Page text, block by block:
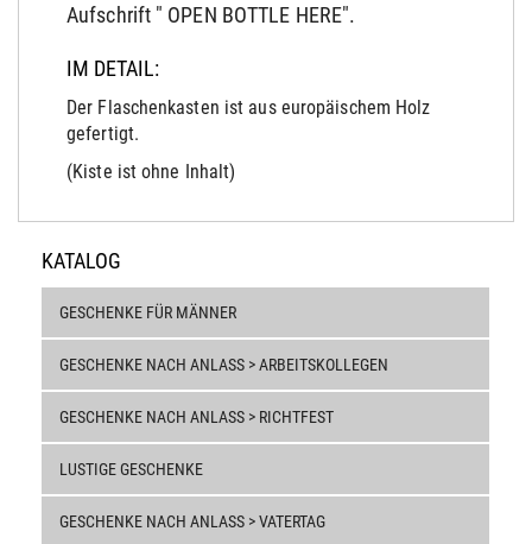
Aufschrift " OPEN BOTTLE HERE".
IM DETAIL:
Der Flaschenkasten ist aus europäischem Holz
gefertigt.
(Kiste ist ohne Inhalt)
KATALOG
GESCHENKE FÜR MÄNNER
GESCHENKE NACH ANLASS > ARBEITSKOLLEGEN
GESCHENKE NACH ANLASS > RICHTFEST
LUSTIGE GESCHENKE
GESCHENKE NACH ANLASS > VATERTAG